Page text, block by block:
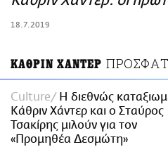
18.7.2019
ΚΑΘΡΙΝ ΧΑΝΤΕΡ
Culture
Η διεθνώς
Κάθριν Χάντερ και ο Σταύρος
Τσακίρης μιλούν για τον
«Προμηθέα Δεσμώτη»